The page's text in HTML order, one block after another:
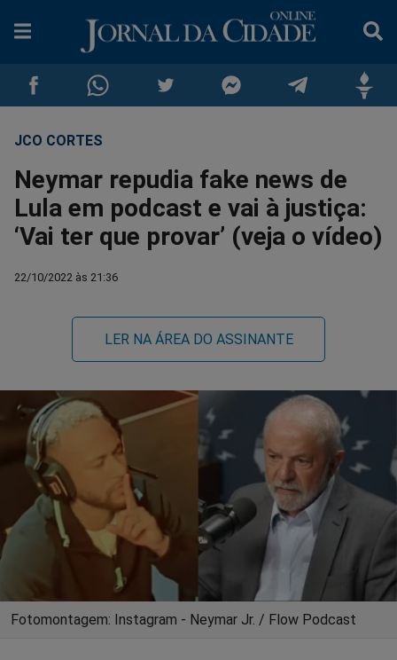
Compartilhar
no
Facebook
Compartilhar
no
Whatsapp
no
Twitter
no
Messenger
no
TelegramGettr
JCO CORTES
Neymar repudia fake news de
Lula em podcast e vai à justiça:
‘Vai ter que provar’ (veja o vídeo)
22/10/2022 às 21:36
LER NA ÁREA DO ASSINANTE
Fotomontagem: Instagram - Neymar Jr. / Flow Podcast